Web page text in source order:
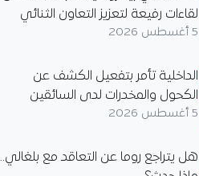
لقاءات رفيعة لتعزيز التعاون الثنائي
5 أغسطس 2026
الداخلية تأمر بتفعيل الكشف عن
الكحول والمخدرات لدى السائقين
5 أغسطس 2026
هل يتراجع روما عن التعاقد مع بلغالي..